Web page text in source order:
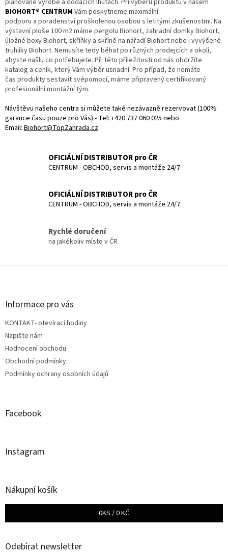
í
p
r
v
k
y
v
ý
s
u
plánované výrobě a dodacích lhůtách. Při výběru produktů v našem
BIOHORT® CENTRUM Vám poskytneme maximální
podporu a poradenství proškolenou osobou s letitými zkušenostmi. Na
výstavní ploše 100 m2 máme pergolu Biohort, zahradní domky Biohort,
úložné boxy Biohort, skříňky a skříně na nářadí Biohort nebo i vyvýšené
truhlíky Biohort. Nemusíte tedy běhat po různých prodejcích a okolí,
abyste našli, co potřebujete. Při této příležitosti od nás obdržíte
katalog a ceník, který Vám výběr usnadní. Pro případ, že nemáte
čas produkty sestavit svépomocí, máme připravený certifikovaný
profesionální montážní tým.
Návštěvu našeho centra si můžete také nezávazně rezervovat (100%
garance času pouze pro Vás) - Tel: +420 737 060 025 nebo
Email: Biohort@TopZahrada.cz
OFICIÁLNÍ DISTRIBUTOR pro ČR
CENTRUM - OBCHOD, servis a montáže 24/7
OFICIÁLNÍ DISTRIBUTOR pro ČR
CENTRUM - OBCHOD, servis a montáže 24/7
Rychlé doručení
na jakékoliv místo v ČR
Z
Informace pro vás
KONTAKT- otevírací hodiny
Napište nám
Hodnocení obchodu
Obchodní podmínky
Podmínky ochrany osobních údajů
Facebook
Instagram
Nákupní košík
0KS /0 KČ
Odebírat newsletter